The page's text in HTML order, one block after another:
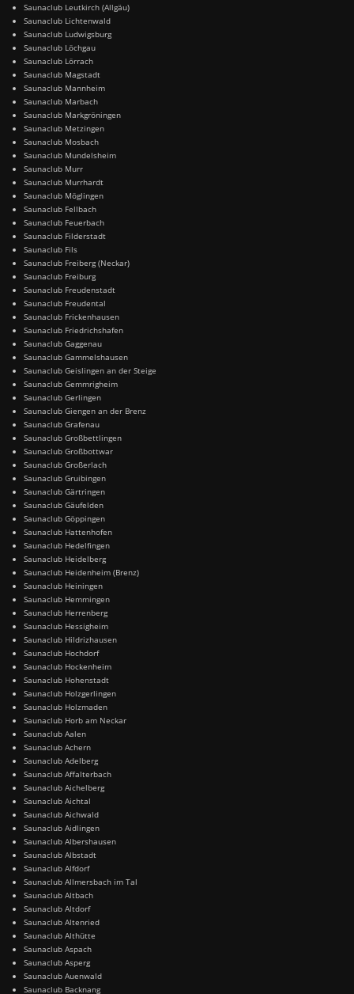
Saunaclub Leutkirch (Allgäu)
Saunaclub Lichtenwald
Saunaclub Ludwigsburg
Saunaclub Löchgau
Saunaclub Lörrach
Saunaclub Magstadt
Saunaclub Mannheim
Saunaclub Marbach
Saunaclub Markgröningen
Saunaclub Metzingen
Saunaclub Mosbach
Saunaclub Mundelsheim
Saunaclub Murr
Saunaclub Murrhardt
Saunaclub Möglingen
Saunaclub Fellbach
Saunaclub Feuerbach
Saunaclub Filderstadt
Saunaclub Fils
Saunaclub Freiberg (Neckar)
Saunaclub Freiburg
Saunaclub Freudenstadt
Saunaclub Freudental
Saunaclub Frickenhausen
Saunaclub Friedrichshafen
Saunaclub Gaggenau
Saunaclub Gammelshausen
Saunaclub Geislingen an der Steige
Saunaclub Gemmrigheim
Saunaclub Gerlingen
Saunaclub Giengen an der Brenz
Saunaclub Grafenau
Saunaclub Großbettlingen
Saunaclub Großbottwar
Saunaclub Großerlach
Saunaclub Gruibingen
Saunaclub Gärtringen
Saunaclub Gäufelden
Saunaclub Göppingen
Saunaclub Hattenhofen
Saunaclub Hedelfingen
Saunaclub Heidelberg
Saunaclub Heidenheim (Brenz)
Saunaclub Heiningen
Saunaclub Hemmingen
Saunaclub Herrenberg
Saunaclub Hessigheim
Saunaclub Hildrizhausen
Saunaclub Hochdorf
Saunaclub Hockenheim
Saunaclub Hohenstadt
Saunaclub Holzgerlingen
Saunaclub Holzmaden
Saunaclub Horb am Neckar
Saunaclub Aalen
Saunaclub Achern
Saunaclub Adelberg
Saunaclub Affalterbach
Saunaclub Aichelberg
Saunaclub Aichtal
Saunaclub Aichwald
Saunaclub Aidlingen
Saunaclub Albershausen
Saunaclub Albstadt
Saunaclub Alfdorf
Saunaclub Allmersbach im Tal
Saunaclub Altbach
Saunaclub Altdorf
Saunaclub Altenried
Saunaclub Althütte
Saunaclub Aspach
Saunaclub Asperg
Saunaclub Auenwald
Saunaclub Backnang